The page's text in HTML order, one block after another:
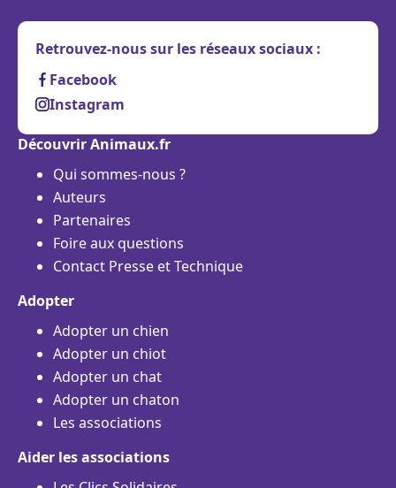
Retrouvez-nous sur les réseaux sociaux :
Facebook
Instagram
Découvrir Animaux.fr
Qui sommes-nous ?
Auteurs
Partenaires
Foire aux questions
Contact Presse et Technique
Adopter
Adopter un chien
Adopter un chiot
Adopter un chat
Adopter un chaton
Les associations
Aider les associations